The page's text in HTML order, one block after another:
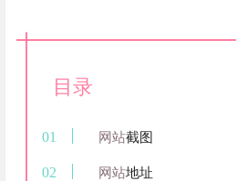
目录
网站截图
网站地址